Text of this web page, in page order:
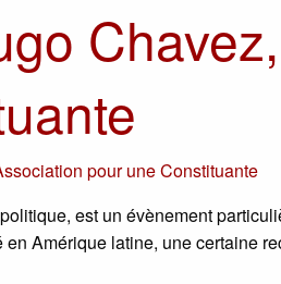
pour une Constituante
est un évènement
Amérique latine, une certaine